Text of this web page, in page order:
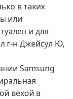
в таких
или
и для
г-н Джейсул Ю,
Samsung
вехой в